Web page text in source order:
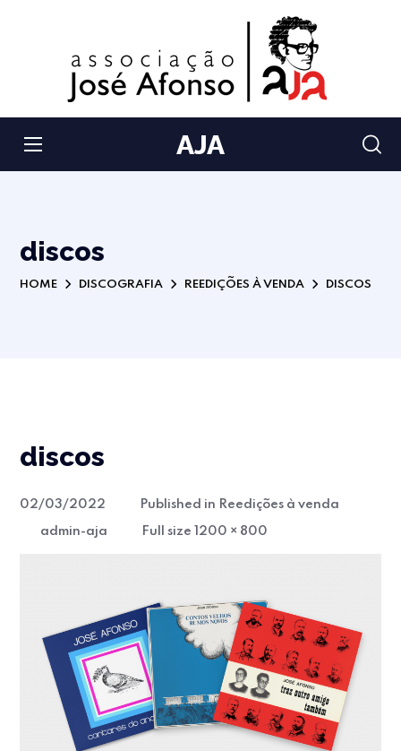
AJA
discos
HOME DISCOGRAFIA REEDIÇÕES À VENDA DISCOS
discos
02/03/2022 Published in Reedições à venda
admin-aja Full
Full size 1200 × 800